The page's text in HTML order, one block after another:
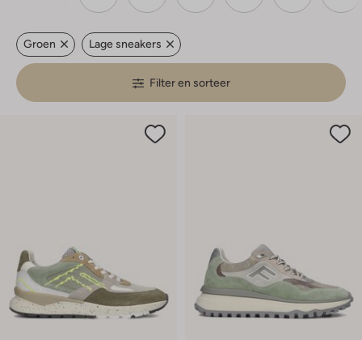
Groen Lage sneakers
Filter en sorteer